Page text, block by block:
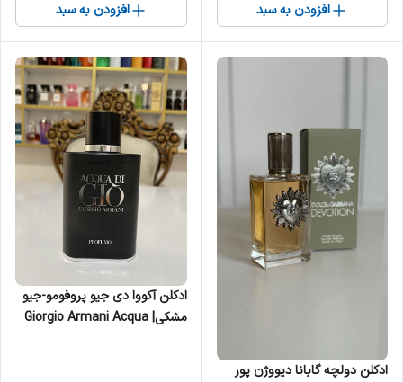
افزودن به سبد افزودن به سبد
ادکلن دولچه گابانا دیووژن پور
ادکلن آکووا دی جیو پروفومو-جیو
مشکی| Giorgio Armani Acqua